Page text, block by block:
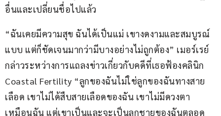
อื่นและเปลี่ยนชื่อไปแล้ว
“ฉันเคยมีความสุข ฉันได้เป็นแม่ เขางดงามและสมบูรณ์
แบบ แต่ก็ชัดเจนมากว่ามีบางอย่างไม่ถูกต้อง” เมอร์เรย์
กล่าวระหว่างการแถลงข่าวเกี่ยวกับคดีที่เธอฟ้องคลินิก
Coastal Fertility “ลูกของฉันไม่ใช่ลูกของฉันทางสาย
เลือด เขาไม่ได้สืบสายเลือดของฉัน เขาไม่มีดวงตา
เหมือนฉัน แต่เขาเป็นและจะเป็นลูกชายของฉันตลอด